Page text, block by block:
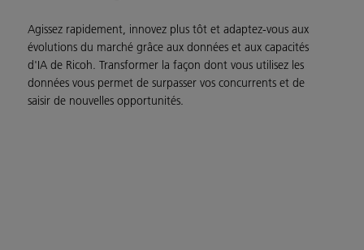
Agissez rapidement, innovez plus tôt et adaptez-vous aux
évolutions du marché grâce aux données et aux capacités
d'IA de Ricoh. Transformer la façon dont vous utilisez les
données vous permet de surpasser vos concurrents et de
saisir de nouvelles opportunités.